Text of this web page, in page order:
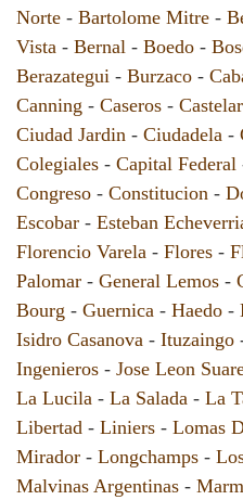
Norte - Bartolome Mitre -
Vista - Bernal - Boedo -
Berazategui - Burzaco -
Canning - Caseros - Castelar
Ciudad Jardin - Ciudadela -
Colegiales - Capital Federal
Congreso - Constitucion -
Escobar - Esteban
Florencio Varela - Flores -
Palomar - General Lemos -
Bourg - Guernica - Haedo -
Isidro Casanova - Ituzaingo
Ingenieros - Jose Leon
La Lucila - La Salada - La
Libertad - Liniers - Lomas
Mirador - Longchamps -
Malvinas Argentinas -